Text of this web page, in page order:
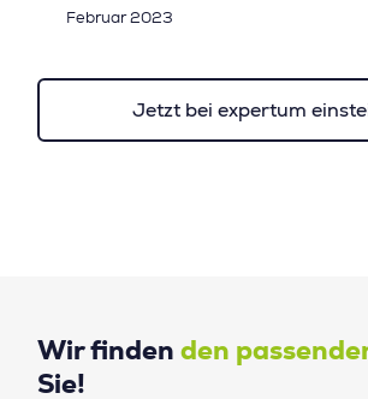
Februar 2023
Jetzt bei expertum
Wir finden den
Sie!